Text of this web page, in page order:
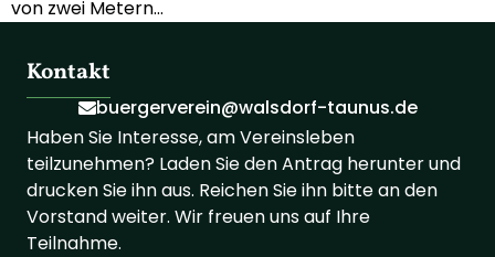
von zwei Metern…
Kontakt
buergerverein@walsdorf-taunus.de
Haben Sie Interesse, am Vereinsleben
teilzunehmen? Laden Sie den Antrag herunter und
drucken Sie ihn aus. Reichen Sie ihn bitte an den
Vorstand weiter. Wir freuen uns auf Ihre
Teilnahme.